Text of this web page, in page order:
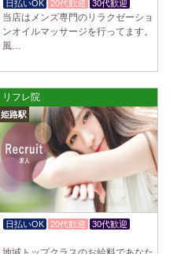
日払いOK 20代歓迎 30代歓迎
当店はメンズ専門のリラクゼーショ
ンオイルマッサージを行ってます。
風…
リフレ院
姫路駅
日払いOK 20代歓迎
30代歓迎